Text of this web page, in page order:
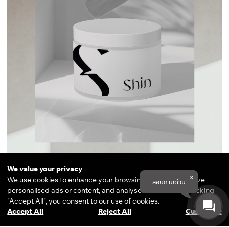
We value your privacy
We use cookies to enhance your browsing experience, serve
personalised ads or content, and analyse our traffic. By clicking
"Accept All", you consent to our use of cookies.
Customise
Reject All
Accept All
CONTACT
สอบถามด่วน